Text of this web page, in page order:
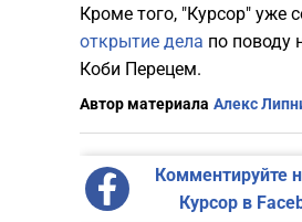
Кроме того, "Курсор"
открытие дела по поводу
Коби Перецем.
Автор материала Алекс
Комментируйте
Курсор в